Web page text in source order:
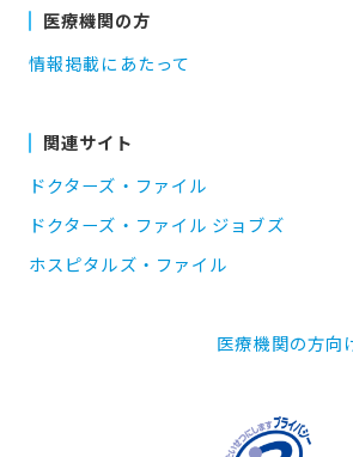
医療機関の方
情報掲載にあたって
関連サイト
ドクターズ・ファイル
ドクターズ・ファイル ジョブズ
ホスピタルズ・ファイル
医療機関の方向